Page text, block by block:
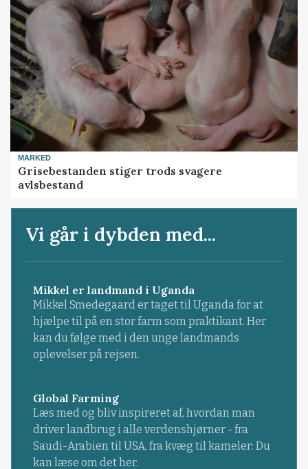
MARKED
Grisebestanden stiger trods svagere
avlsbestand
Vi går i dybden med...
Mikkel er landmand i Uganda
Mikkel Smedegaard er taget til Uganda for at
hjælpe til på en stor farm som praktikant. Her
kan du følge med i den unge landmands
oplevelser på rejsen.
Global Farming
Læs med og bliv inspireret af, hvordan man
driver landbrug i alle verdenshjørner - fra
Saudi-Arabien til USA, fra kvæg til kameler: Du
kan læse om det her.